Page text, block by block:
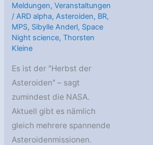
Meldungen,Veranstaltungen
/ARD alpha,Asteroiden, BR,
MPS, Sibylle Anderl, Space
Night science,Thorsten
Kleine
Es ist der ʺHerbst der
Asteroidenʺ – sagt
zumindest die NASA.
Aktuell gibt es nämlich
gleich mehrere spannende
Asteroidenmissionen.